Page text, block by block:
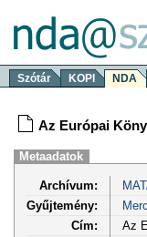
Szótár KOPI NDA
Az Európai
Metaadatok
Archívum:
Gyűjtemény:
Cím:
Az